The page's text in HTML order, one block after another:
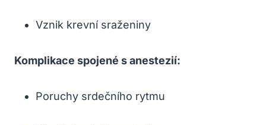
Vznik krevní sraženiny
Komplikace spojené s anestezií:
Poruchy srdečního rytmu